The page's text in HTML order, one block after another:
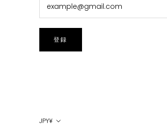
登録
通
JPY¥